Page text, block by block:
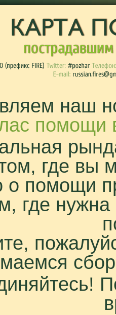
наш
помощи
где вы
о помощи
где